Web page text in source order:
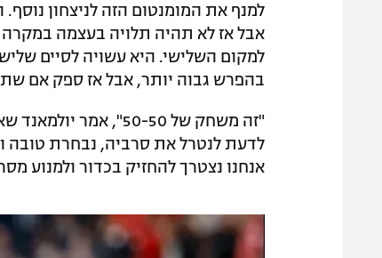
למנף את המומנטום הזה לניצחון
אבל אז לא תהיה תלויה בעצמה במקרה
למקום השלישי. היא עשויה לסיים
בהפרש גבוה יותר, אבל אז ספק אם
לדעת לנטרל את סרביה, נבחרת טובה
אנחנו נצטרך להחזיק בכדור ולמנוע